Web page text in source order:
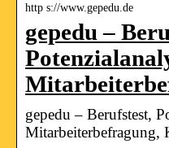
http s://www.gepedu.de
gepedu –
gepedu – Berufstest,
Mitarbeiterbefragung,